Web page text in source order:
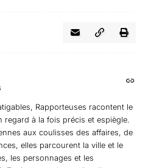
Rapporteuses racontent le
regard à la fois précis et espiègle.
aux coulisses des affaires, de
elles parcourent la ville et le
les personnages et les